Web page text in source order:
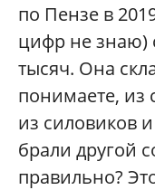
по Пензе в
цифр не знаю)
тысяч. Она
понимаете, из
из силовиков
брали другой
правильно?